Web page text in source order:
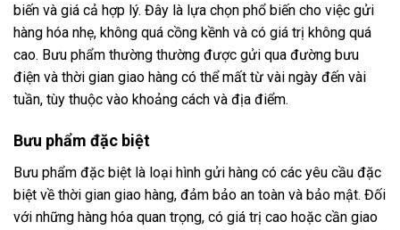
biến và giá cả hợp lý. Đây là lựa chọn phổ biến cho việc gửi
hàng hóa nhẹ, không quá cồng kềnh và có giá trị không quá
cao. Bưu phẩm thường thường được gửi qua đường bưu
điện và thời gian giao hàng có thể mất từ vài ngày đến vài
tuần, tùy thuộc vào khoảng cách và địa điểm.
Bưu phẩm đặc biệt
Bưu phẩm đặc biệt là loại hình gửi hàng có các yêu cầu đặc
biệt về thời gian giao hàng, đảm bảo an toàn và bảo mật. Đối
với những hàng hóa quan trọng, có giá trị cao hoặc cần giao